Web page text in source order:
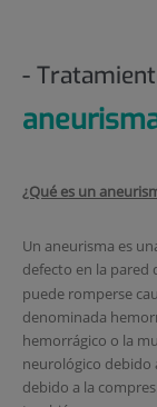
-
¿Qué es un
Un aneurisma es
defecto en la pared
puede romperse
denominada
hemorrágico o la
neurológico debido
debido a la